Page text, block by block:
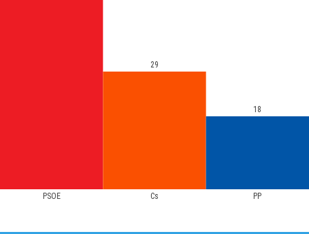
PSOE Cs PP
29
18